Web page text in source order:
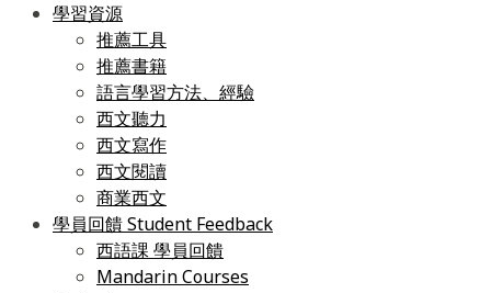
學習資源
推薦工具
推薦書籍
語言學習方法、經驗
西文聽力
西文寫作
西文閱讀
商業西文
學員回饋 Student Feedback
西語課 學員回饋
Mandarin Courses